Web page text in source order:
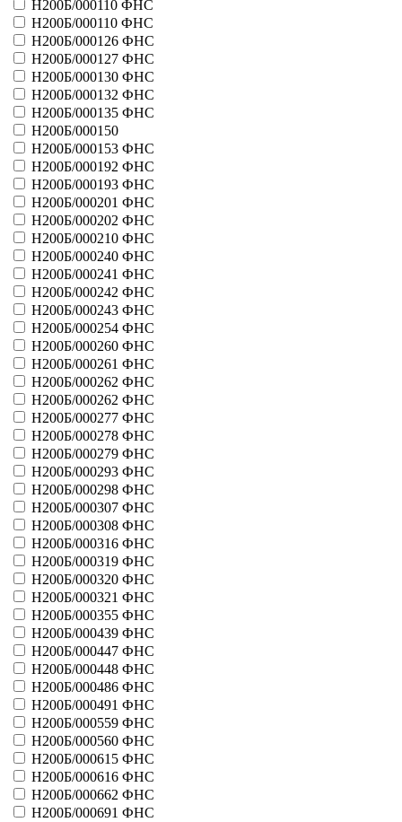
51004 - Скачки
51005 - Крестики нолики
51006 - Гороскоп
51007 - Русское казино
51008 - Большое путешествие
51009 - Чемпион
51010 - Золотая лихорадка
Больше
Лотереи регионов ООО
41007 - Супергол
41009 - Зебра 2
41038 - Кумир
41126 - Блицлото 6 из 36
Больше
лотереи Русское Лото ЗАО
41010 - лотерея Кто кого
Больше
Лотерейный дом
41114 - Умножайка
Больше
Лотерея железных дорог
41129 - Паровозы
Больше
ЛоттоСтар
41115 - Блиц Игра
41127 - Русская десятка
41128 - Червонец
Больше
Лотэкс АО
21014 - F-1 Grand Prix 95
21015 - Спартак
21016 - Звезды ЦСКА
21017 - Звездочет
21020 - 3 карты
21023 - Лиллехаммер-94
21027 - Остров сокровищ
21074 - Стрельба
Больше
М-Интерактив ЗАО
41062 - Престижное лото
41063 - Престижное лото
Больше
МАЗБ (безработица)
31059 - Авто-БИНГО
21007 - СуперТур
31020 - Казино
Больше
Медицина и экология
21073 - Природа
Н200Б/000110 ФНС
Н200Б/000110 ФНС
Н200Б/000126 ФНС
Н200Б/000127 ФНС
Н200Б/000130 ФНС
Н200Б/000132 ФНС
Н200Б/000135 ФНС
Н200Б/000150
Н200Б/000153 ФНС
Н200Б/000192 ФНС
Н200Б/000193 ФНС
Н200Б/000201 ФНС
Н200Б/000202 ФНС
Н200Б/000210 ФНС
Н200Б/000240 ФНС
Н200Б/000241 ФНС
Н200Б/000242 ФНС
Н200Б/000243 ФНС
Н200Б/000254 ФНС
Н200Б/000260 ФНС
Н200Б/000261 ФНС
Н200Б/000262 ФНС
Н200Б/000262 ФНС
Н200Б/000277 ФНС
Н200Б/000278 ФНС
Н200Б/000279 ФНС
Н200Б/000293 ФНС
Н200Б/000298 ФНС
Н200Б/000307 ФНС
Н200Б/000308 ФНС
Н200Б/000316 ФНС
Н200Б/000319 ФНС
Н200Б/000320 ФНС
Н200Б/000321 ФНС
Н200Б/000355 ФНС
Н200Б/000439 ФНС
Н200Б/000447 ФНС
Н200Б/000448 ФНС
Н200Б/000486 ФНС
Н200Б/000491 ФНС
Н200Б/000559 ФНС
Н200Б/000560 ФНС
Н200Б/000615 ФНС
Н200Б/000616 ФНС
Н200Б/000662 ФНС
Н200Б/000691 ФНС